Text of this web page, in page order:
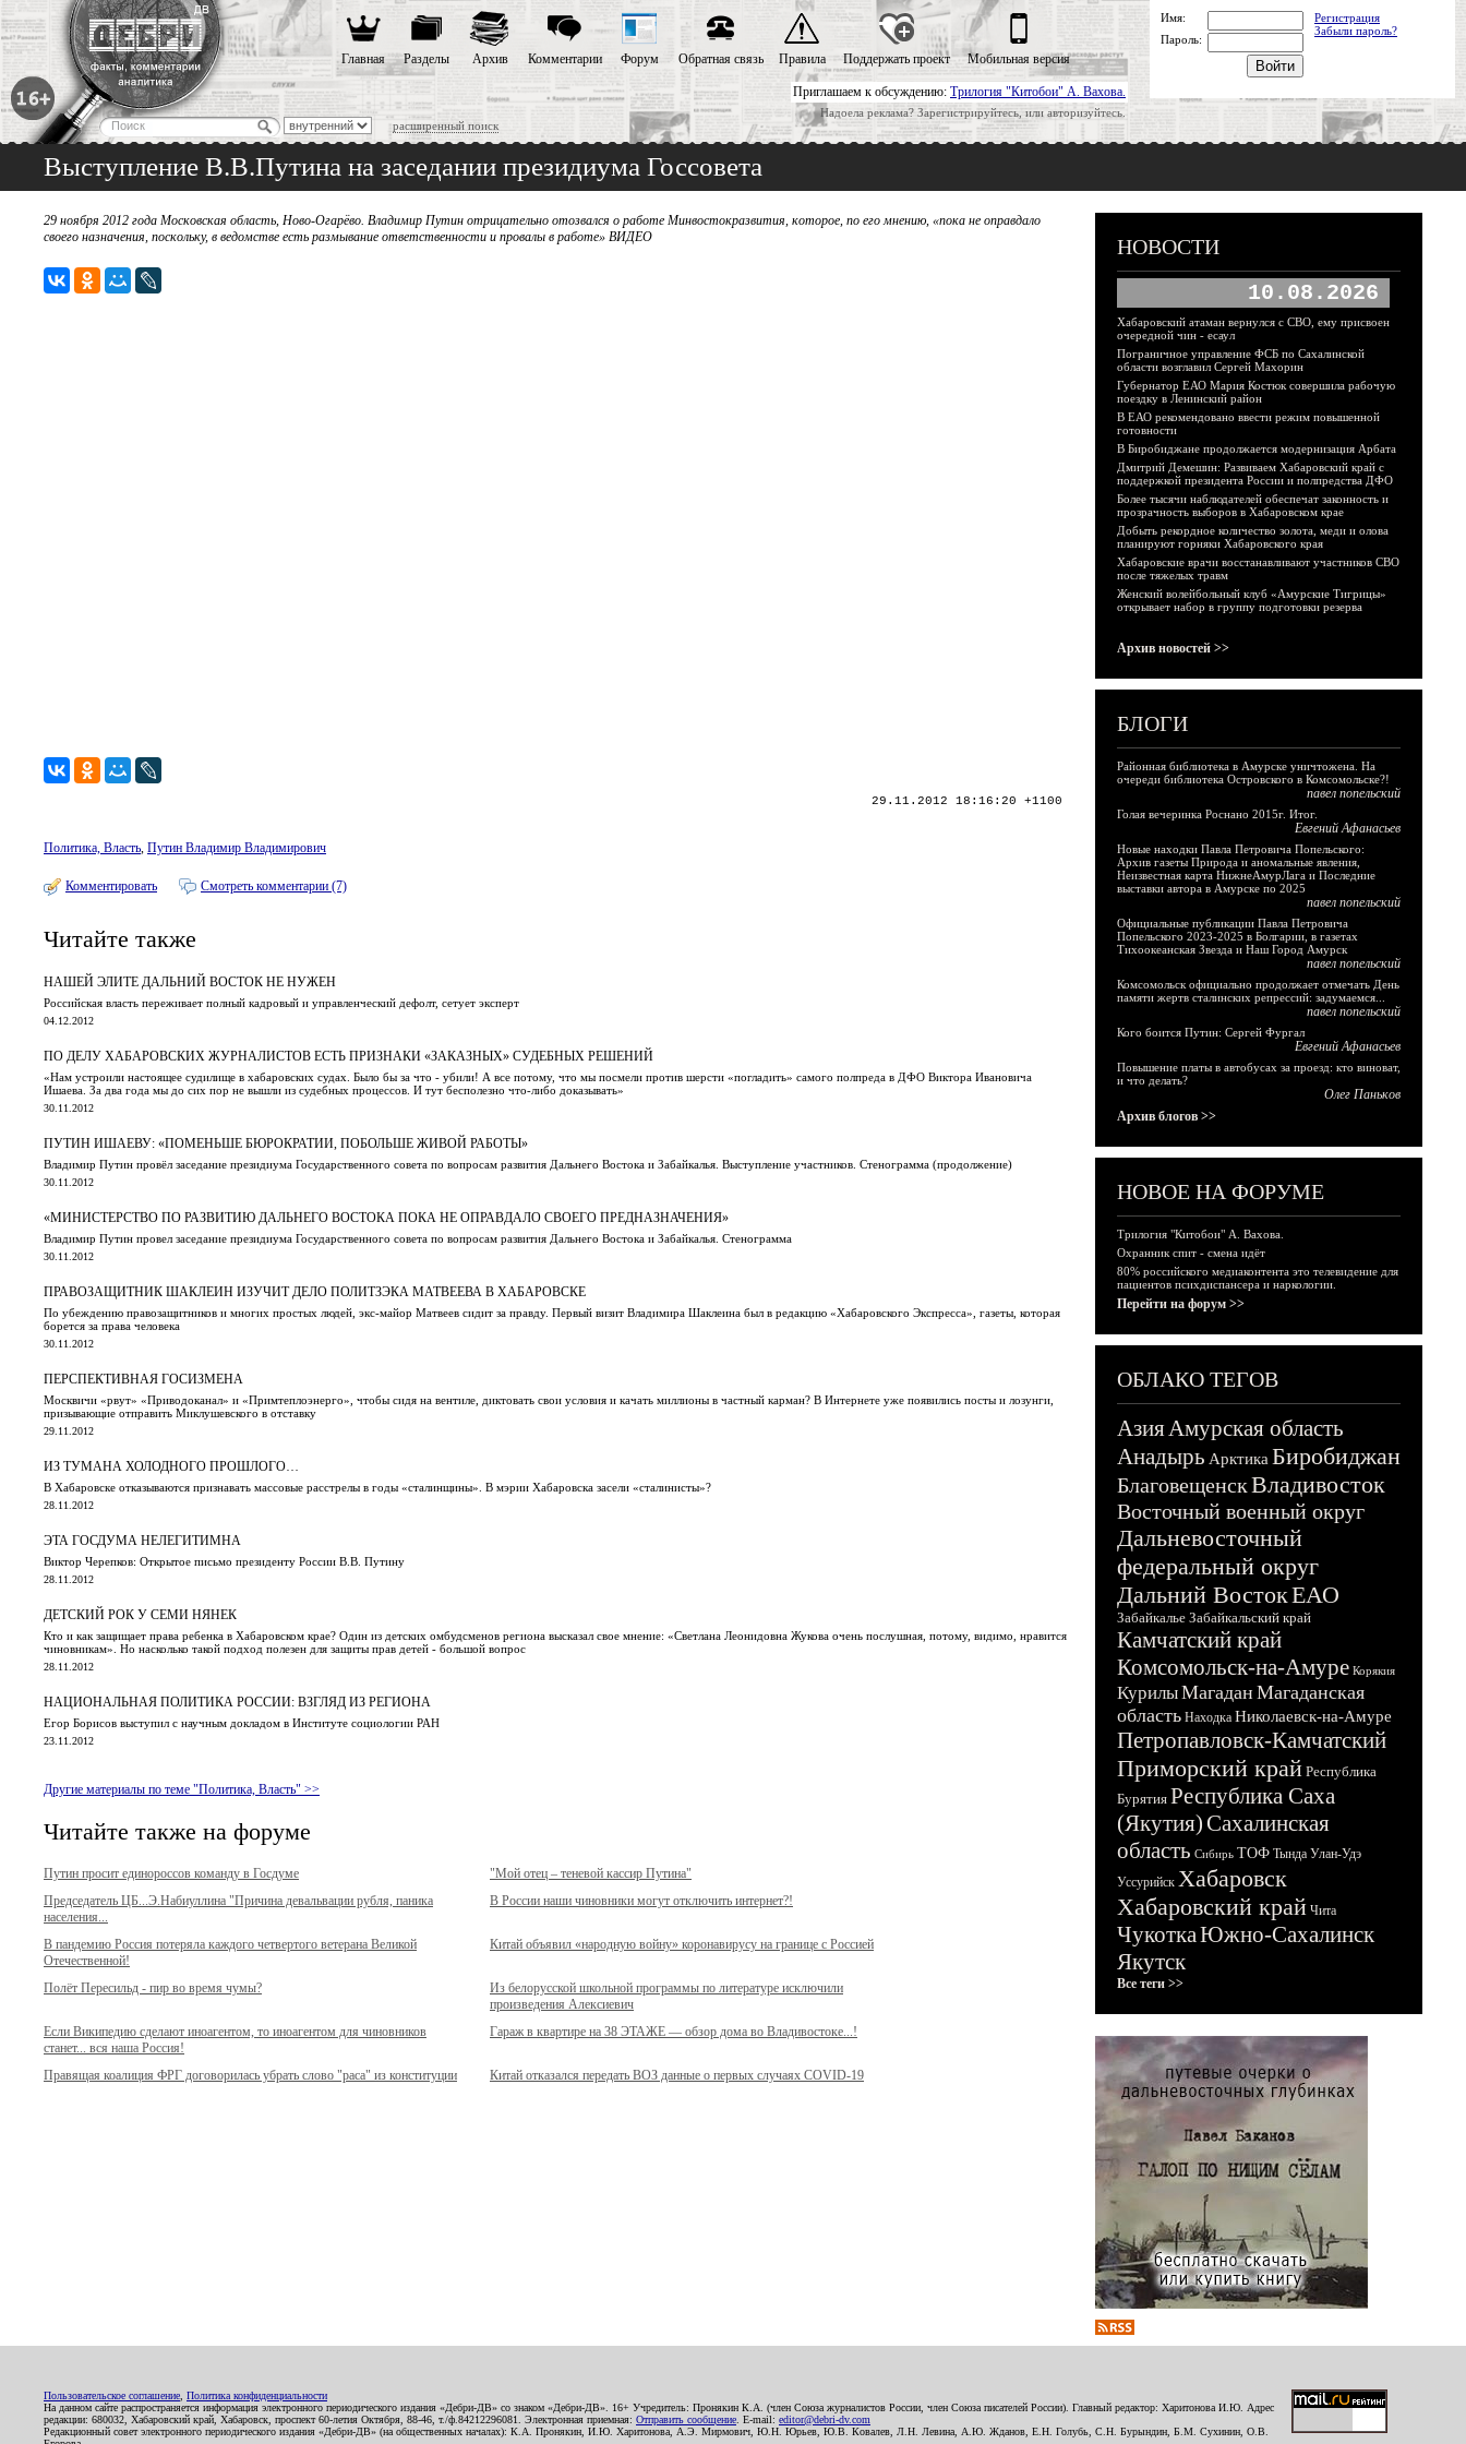
Приглашаем к обсуждению: Трилогия "Китобои" А. Вахова.
Надоела реклама? Зарегистрируйтесь, или авторизуйтесь.
расширенный поиск
Главная Разделы Архив Комментарии Форум Обратная связь Правила Поддержать проект Мобильная версия
Имя:
Регистрация
Забыли пароль?
Пароль:
Выступление В.В.Путина на заседании президиума Госсовета
29 ноября 2012 года Московская область, Ново-Огарёво. Владимир Путин отрицательно отозвался о работе Минвостокразвития, которое, по его мнению, «пока не оправдало
своего назначения, поскольку, в ведомстве есть размывание ответственности и провалы в работе» ВИДЕО
29.11.2012 18:16:20 +1100
Политика, Власть, Путин Владимир Владимирович
Комментировать Смотреть комментарии (7)
Читайте также
НАШЕЙ ЭЛИТЕ ДАЛЬНИЙ ВОСТОК НЕ НУЖЕН
Российская власть переживает полный кадровый и управленческий дефолт, сетует эксперт
04.12.2012
ПО ДЕЛУ ХАБАРОВСКИХ ЖУРНАЛИСТОВ ЕСТЬ ПРИЗНАКИ «ЗАКАЗНЫХ» СУДЕБНЫХ РЕШЕНИЙ
«Нам устроили настоящее судилище в хабаровских судах. Было бы за что - убили! А все потому, что мы посмели против шерсти «погладить» самого полпреда в ДФО Виктора Ивановича
Ишаева. За два года мы до сих пор не вышли из судебных процессов. И тут бесполезно что-либо доказывать»
30.11.2012
ПУТИН ИШАЕВУ: «ПОМЕНЬШЕ БЮРОКРАТИИ, ПОБОЛЬШЕ ЖИВОЙ РАБОТЫ»
Владимир Путин провёл заседание президиума Государственного совета по вопросам развития Дальнего Востока и Забайкалья. Выступление участников. Стенограмма (продолжение)
30.11.2012
«МИНИСТЕРСТВО ПО РАЗВИТИЮ ДАЛЬНЕГО ВОСТОКА ПОКА НЕ ОПРАВДАЛО СВОЕГО ПРЕДНАЗНАЧЕНИЯ»
Владимир Путин провел заседание президиума Государственного совета по вопросам развития Дальнего Востока и Забайкалья. Стенограмма
30.11.2012
ПРАВОЗАЩИТНИК ШАКЛЕИН ИЗУЧИТ ДЕЛО ПОЛИТЗЭКА МАТВЕЕВА В ХАБАРОВСКЕ
По убеждению правозащитников и многих простых людей, экс-майор Матвеев сидит за правду. Первый визит Владимира Шаклеина был в редакцию «Хабаровского Экспресса», газеты, которая
борется за права человека
30.11.2012
ПЕРСПЕКТИВНАЯ ГОСИЗМЕНА
Москвичи «рвут» «Приводоканал» и «Примтеплоэнерго», чтобы сидя на вентиле, диктовать свои условия и качать миллионы в частный карман? В Интернете уже появились посты и лозунги,
призывающие отправить Миклушевского в отставку
29.11.2012
ИЗ ТУМАНА ХОЛОДНОГО ПРОШЛОГО…
В Хабаровске отказываются признавать массовые расстрелы в годы «сталинщины». В мэрии Хабаровска засели «сталинисты»?
28.11.2012
ЭТА ГОСДУМА НЕЛЕГИТИМНА
Виктор Черепков: Открытое письмо президенту России В.В. Путину
28.11.2012
ДЕТСКИЙ РОК У СЕМИ НЯНЕК
Кто и как защищает права ребенка в Хабаровском крае? Один из детских омбудсменов региона высказал свое мнение: «Светлана Леонидовна Жукова очень послушная, потому, видимо, нравится
чиновникам». Но насколько такой подход полезен для защиты прав детей - большой вопрос
28.11.2012
НАЦИОНАЛЬНАЯ ПОЛИТИКА РОССИИ: ВЗГЛЯД ИЗ РЕГИОНА
Егор Борисов выступил с научным докладом в Институте социологии РАН
23.11.2012
Другие материалы по теме "Политика, Власть" >>
Читайте также на форуме
Путин просит единороссов команду в Госдуме
"Мой отец – теневой кассир Путина"
Председатель ЦБ...Э.Набиуллина "Причина девальвации рубля, паника
населения...
В России наши чиновники могут отключить интернет?!
В пандемию Россия потеряла каждого четвертого ветерана Великой
Отечественной!
Китай объявил «народную войну» коронавирусу на границе с Россией
Полёт Пересильд - пир во время чумы?
Из белорусской школьной программы по литературе исключили
произведения Алексиевич
Если Википедию сделают иноагентом, то иноагентом для чиновников
станет... вся наша Россия!
Гараж в квартире на 38 ЭТАЖЕ — обзор дома во Владивостоке...!
Правящая коалиция ФРГ договорилась убрать слово "раса" из конституции Китай отказался передать ВОЗ данные о первых случаях COVID-19
НОВОСТИ
10.08.2026
Хабаровский атаман вернулся с СВО, ему присвоен
очередной чин - есаул
Пограничное управление ФСБ по Сахалинской
области возглавил Сергей Махорин
Губернатор ЕАО Мария Костюк совершила рабочую
поездку в Ленинский район
В ЕАО рекомендовано ввести режим повышенной
готовности
В Биробиджане продолжается модернизация Арбата
Дмитрий Демешин: Развиваем Хабаровский край с
поддержкой президента России и полпредства ДФО
Более тысячи наблюдателей обеспечат законность и
прозрачность выборов в Хабаровском крае
Добыть рекордное количество золота, меди и олова
планируют горняки Хабаровского края
Хабаровские врачи восстанавливают участников СВО
после тяжелых травм
Женский волейбольный клуб «Амурские Тигрицы»
открывает набор в группу подготовки резерва
Архив новостей >>
БЛОГИ
Районная библиотека в Амурске уничтожена. На
очереди библиотека Островского в Комсомольске?!
павел попельский
Голая вечеринка Роснано 2015г. Итог.
Евгений Афанасьев
Новые находки Павла Петровича Попельского:
Архив газеты Природа и аномальные явления,
Неизвестная карта НижнеАмурЛага и Последние
выставки автора в Амурске по 2025
павел попельский
Официальные публикации Павла Петровича
Попельского 2023-2025 в Болгарии, в газетах
Тихоокеанская Звезда и Наш Город Амурск
павел попельский
Комсомольск официально продолжает отмечать День
памяти жертв сталинских репрессий: задумаемся...
павел попельский
Кого боится Путин: Сергей Фургал
Евгений Афанасьев
Повышение платы в автобусах за проезд: кто виноват,
и что делать?
Олег Паньков
Архив блогов >>
НОВОЕ НА ФОРУМЕ
Трилогия "Китобои" А. Вахова.
Охранник спит - смена идёт
80% российского медиаконтента это телевидение для
пациентов психдиспансера и наркологии.
Перейти на форум >>
ОБЛАКО ТЕГОВ
АзияАмурская область
Анадырь Арктика Биробиджан
БлаговещенскВладивосток
Восточный военный округ
Дальневосточный
федеральный округ
Дальний ВостокЕАО
Забайкалье Забайкальский край
Камчатский край
Комсомольск-на-Амуре Корякия
КурилыМагадан Магаданская
область Находка Николаевск-на-Амуре
Петропавловск-Камчатский
Приморский край Республика
Бурятия Республика Саха
(Якутия)Сахалинская
область Сибирь ТОФ Тында Улан-Удэ
Уссурийск Хабаровск
Хабаровский край Чита
ЧукоткаЮжно-Сахалинск
Якутск
Все теги >>
Пользовательское соглашение Политика конфиденциальности
На данном сайте распространяется информация электронного периодического издания «Дебри-ДВ» со знаком «Дебри-ДВ». 16+ Учредитель: Пронякин К.А. (член Союза журналистов России, член Союза писателей России). Главный редактор: Харитонова И.Ю. Адрес
редакции: 680032, Хабаровский край, Хабаровск, проспект 60-летия Октября, 88-46, т./ф.84212296081. Электронная приемная: Отправить сообщение . E-mail: editor@debri-dv.com
Редакционный совет электронного периодического издания «Дебри-ДВ» (на общественных началах): К.А. Пронякин, И.Ю. Харитонова, А.Э. Мирмович, Ю.Н. Юрьев, Ю.В. Ковалев, Л.Н. Левина, А.Ю. Жданов, Е.Н. Голубь, С.Н. Бурындин, Б.М. Сухинин, О.В.